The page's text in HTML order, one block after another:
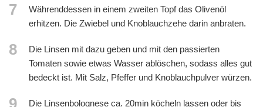
7
Währenddessen in einem zweiten Topf das Olivenöl
erhitzen. Die Zwiebel und Knoblauchzehe darin anbraten.
8
Die Linsen mit dazu geben und mit den passierten
Tomaten sowie etwas Wasser ablöschen, sodass alles gut
bedeckt ist. Mit Salz, Pfeffer und Knoblauchpulver würzen.
9
Die Linsenbolognese ca. 20min köcheln lassen oder bis